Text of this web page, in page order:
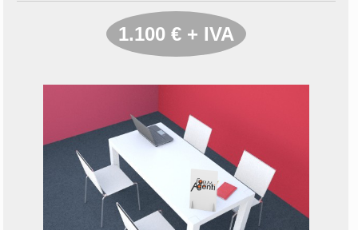
1.100 € + IVA